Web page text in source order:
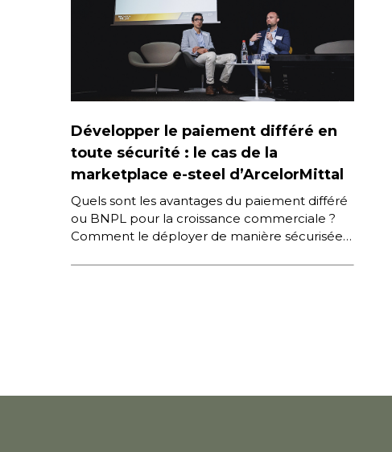
Développer le paiement différé en
toute sécurité : le cas de la
marketplace e-steel d’ArcelorMittal
Quels sont les avantages du paiement différé
ou BNPL pour la croissance commerciale ?
Comment le déployer de manière sécurisée